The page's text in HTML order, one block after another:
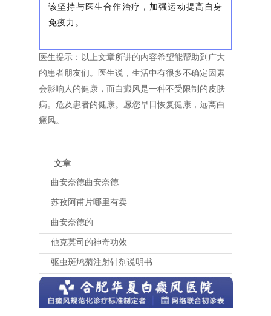
该坚持与医生合作治疗，加强运动提高自身
免疫力。
医生提示：以上文章所讲的内容希望能帮助到广大
的患者朋友们。医生说，生活中有很多不确定因素
会影响人的健康，而白癜风是一种不受限制的皮肤
病。危及患者的健康。愿您早日恢复健康，远离白
癜风。
文章
曲安奈德曲安奈德
苏孜阿甫片哪里有卖
曲安奈德的
他克莫司的神奇功效
驱虫斑鸠菊注射针剂说明书